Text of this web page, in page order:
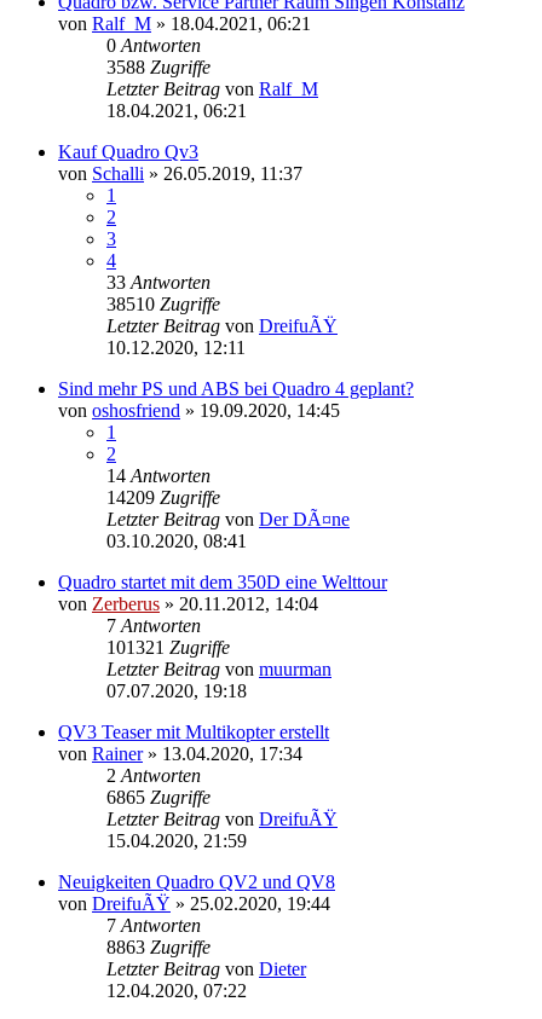
von Ralf_M » 18.04.2021, 06:21
0 Antworten
3588 Zugriffe
Letzter Beitrag von Ralf_M
18.04.2021, 06:21
Kauf Quadro Qv3
von Schalli » 26.05.2019, 11:37
1
2
3
4
33 Antworten
38510 Zugriffe
Letzter Beitrag von DreifuÃŸ
10.12.2020, 12:11
Sind mehr PS und ABS bei Quadro 4 geplant?
von oshosfriend » 19.09.2020, 14:45
1
2
14 Antworten
14209 Zugriffe
Letzter Beitrag von Der DÃ¤ne
03.10.2020, 08:41
Quadro startet mit dem 350D eine Welttour
von Zerberus » 20.11.2012, 14:04
7 Antworten
101321 Zugriffe
Letzter Beitrag von muurman
07.07.2020, 19:18
QV3 Teaser mit Multikopter erstellt
von Rainer» 13.04.2020, 17:34
2 Antworten
6865 Zugriffe
Letzter Beitrag von DreifuÃŸ
15.04.2020, 21:59
Neuigkeiten Quadro QV2 und QV8
von DreifuÃŸ » 25.02.2020, 19:44
7 Antworten
8863 Zugriffe
Letzter Beitrag von Dieter
12.04.2020, 07:22